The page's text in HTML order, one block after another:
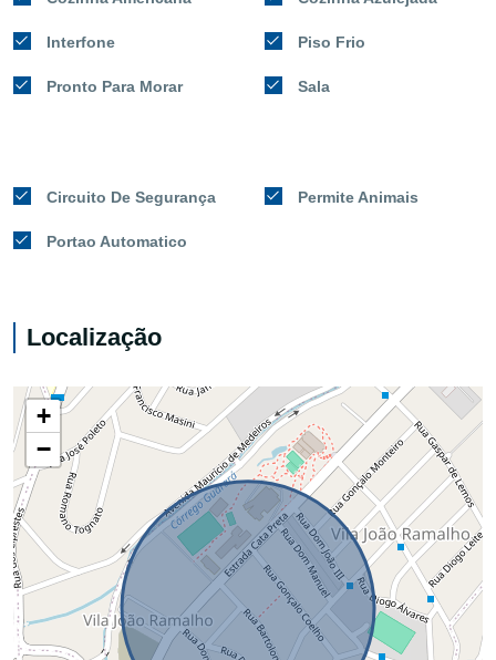
Interfone Piso Frio
Pronto Para Morar Sala
Circuito De Segurança Permite Animais
Portao Automatico
Localização
+
−